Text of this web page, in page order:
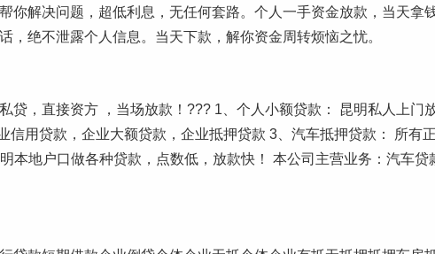
你解决问题，超低利息，无任何套路。个人一手资金放款，当天
，绝不泄露个人信息。当天下款，解你资金周转烦恼之忧。
贷，直接资方 ，当场放款！??? 1、个人小额贷款： 昆明私人上
信用贷款，企业大额贷款，企业抵押贷款 3、汽车抵押贷款： 所有
本地户口做各种贷款，点数低，放款快！ 本公司主营业务：汽车